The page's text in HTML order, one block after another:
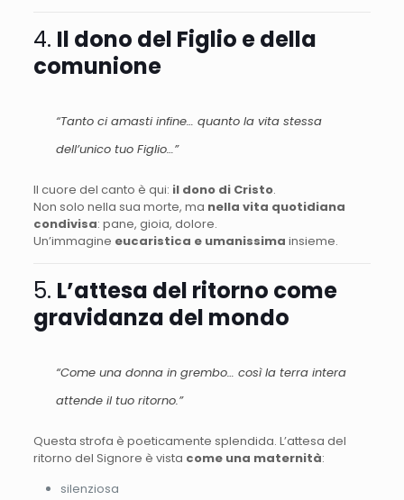
4. Il dono del Figlio e della
comunione
“Tanto ci amasti infine… quanto la vita stessa
dell’unico tuo Figlio…”
Il cuore del canto è qui: il dono di Cristo.
Non solo nella sua morte, ma nella vita quotidiana
condivisa: pane, gioia, dolore.
Un’immagine eucaristica e umanissima insieme.
5. L’attesa del ritorno come
gravidanza del mondo
“Come una donna in grembo… così la terra intera
attende il tuo ritorno.”
Questa strofa è poeticamente splendida. L’attesa del
ritorno del Signore è vista come una maternità:
silenziosa